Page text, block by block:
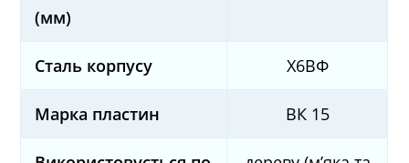
(мм)
Сталь корпусу Х6ВФ
Марка пластин ВК 15